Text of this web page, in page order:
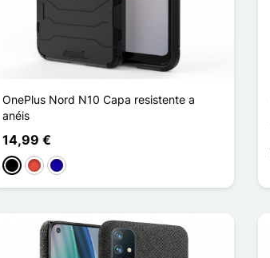
OnePlus Nord N10 Capa resistente a
anéis
14,99 €
PretoVermelhoAzul Escuro